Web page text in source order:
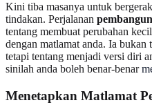
Kini tiba masanya untuk
tindakan. Perjalanan
tentang membuat perubahan
dengan matlamat anda. Ia bukan
tetapi tentang menjadi versi diri
sinilah anda boleh benar-benar
Menetapkan Matlamat